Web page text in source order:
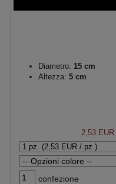
Diametro: 15 cm
Altezza: 5 cm
2,53 EUR
confezione